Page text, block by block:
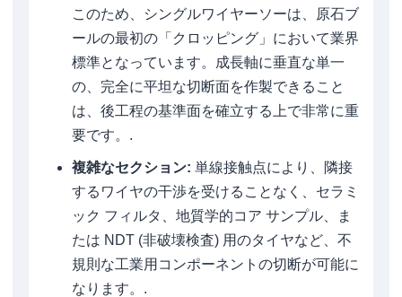
このため、シングルワイヤーソーは、原石ブ
ールの最初の「クロッピング」において業界
標準となっています。成長軸に垂直な単一
の、完全に平坦な切断面を作製できること
は、後工程の基準面を確立する上で非常に重
要です。.
複雑なセクション: 単線接触点により、隣接
するワイヤの干渉を受けることなく、セラミ
ック フィルタ、地質学的コア サンプル、ま
たは NDT (非破壊検査) 用のタイヤなど、不
規則な工業用コンポーネントの切断が可能に
なります。.